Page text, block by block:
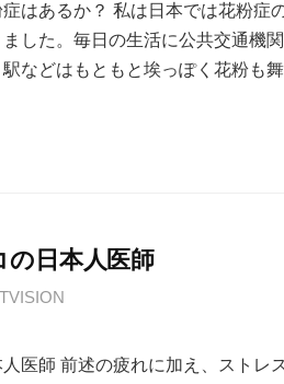
はあるか？ 私は日本では花粉症
した。毎日の生活に公共交通機
などはもともと埃っぽく花粉も
日本人医師
医師 前述の疲れに加え、ストレ